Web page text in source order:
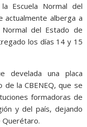
Escuela Normal del
actualmente alberga a
Normal del Estado de
los días 14 y 15
develada una placa
la CBENEQ, que se
formadoras de
y del país, dejando
Querétaro.